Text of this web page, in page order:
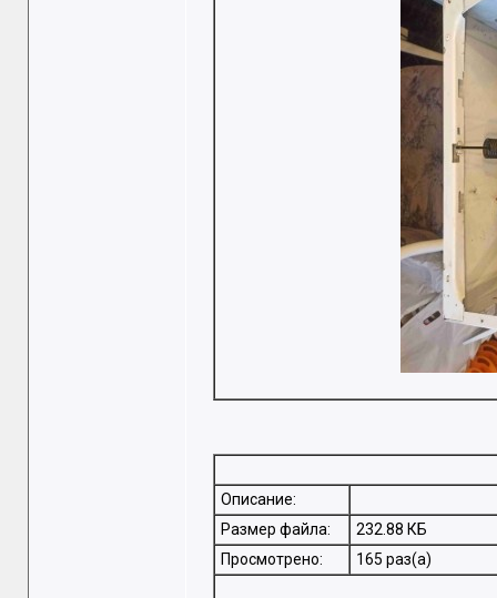
Описание:
Размер файла:
232.88 КБ
Просмотрено:
165 раз(а)